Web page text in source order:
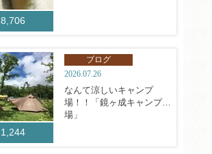
8,706
1,244
ブログ
2026.07.26
なんて涼しいキャンプ
場！！「鏡ヶ成キャンプ
場」